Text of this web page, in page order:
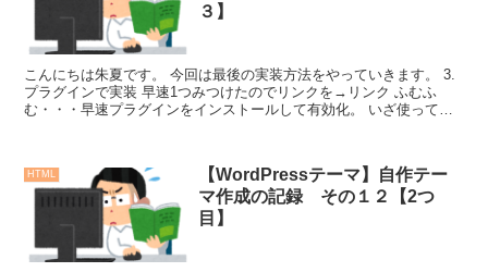
３】
こんにちは朱夏です。 今回は最後の実装方法をやっていきます。 3.
プラグインで実装 早速1つみつけたのでリンクを→リンク ふむふ
む・・・早速プラグインをインストールして有効化。 いざ使ってみ
HTML
【WordPressテーマ】自作テー
マ作成の記録 その１２【2つ
目】